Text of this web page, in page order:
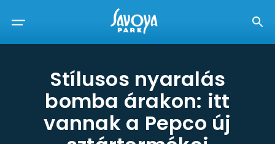
Stílusos nyaralás
bomba árakon: itt
vannak a Pepco új